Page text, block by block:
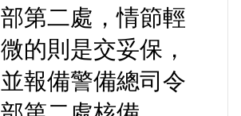
部第二處，情節輕
微的則是交妥保，
並報備警備總司令